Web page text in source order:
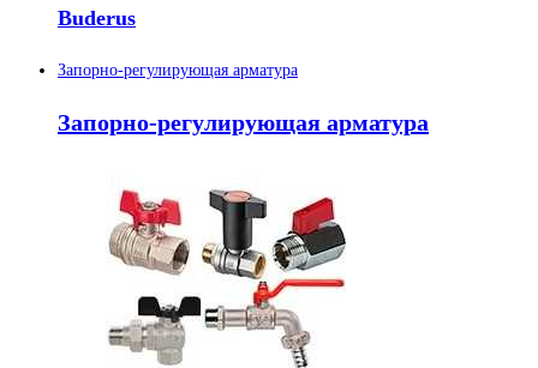
Buderus
Запорно-регулирующая арматура
Запорно-регулирующая арматура